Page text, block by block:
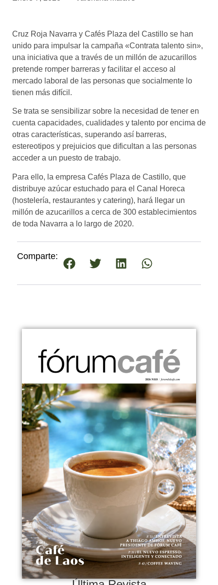
el café siempre tiene
algo nuevo que
enseñarnos
BOLSA DE TRABAJO
¡te imaginas vivir de tu pasión
por el café?
CONTACTO
¡queremos saber
de ti!
Cruz Roja Navarra y Cafés Plaza del Castillo se han
unido para impulsar la campaña «Contrata talento sin»,
una iniciativa que a través de un millón de azucarillos
pretende romper barreras y facilitar el acceso al
mercado laboral de las personas que socialmente lo
tienen más difícil.
Se trata se sensibilizar sobre la necesidad de tener en
cuenta capacidades, cualidades y talento por encima de
otras características, superando así barreras,
estereotipos y prejuicios que dificultan a las personas
acceder a un puesto de trabajo.
Para ello, la empresa Cafés Plaza de Castillo, que
distribuye azúcar estuchado para el Canal Horeca
(hostelería, restaurantes y catering), hará llegar un
millón de azucarillos a cerca de 300 establecimientos
de toda Navarra a lo largo de 2020.
Comparte: